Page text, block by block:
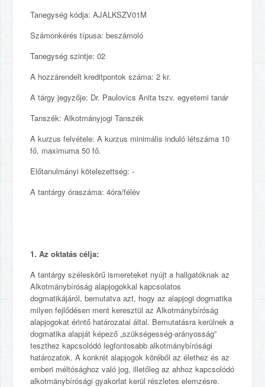
Tanegység kódja: AJALKSZV01M
Számonkérés típusa: beszámoló
Tanegység szintje: 02
A hozzárendelt kreditpontok száma: 2 kr.
A tárgy jegyzője: Dr. Paulovics Anita tszv. egyetemi tanár
Tanszék: Alkotmányjogi Tanszék
A kurzus felvétele: A kurzus minimális induló létszáma 10
fő, maximuma 50 fő.
Előtanulmányi kötelezettség: -
A tantárgy óraszáma: 4óra/félév
1. Az oktatás célja:
A tantárgy széleskörű ismereteket nyújt a hallgatóknak az
Alkotmánybíróság alapjogokkal kapcsolatos
dogmatikájáról, bemutatva azt, hogy az alapjogi dogmatika
milyen fejlődésen ment keresztül az Alkotmánybíróság
alapjogokat érintő határozatai által. Bemutatásra kerülnek a
dogmatika alapját képező „szükségesség-arányosság”
teszthez kapcsolódó legfontosabb alkotmánybírósági
határozatok. A konkrét alapjogok köréből az élethez és az
emberi méltósághoz való jog, illetőleg az ahhoz kapcsolódó
alkotmánybírósági gyakorlat kerül részletes elemzésre.